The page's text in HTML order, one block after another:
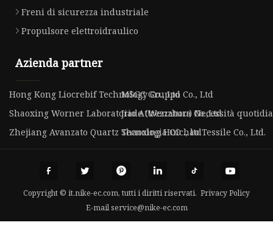
Freni di sicurezza industriale
Propulsore elettroidraulico
Azienda partner
Hong Kong Liocrebif Technology Co., Ltd
MSGC Gruppo Co., Ltd
Shaoxing Worner Laboratorio Attrezzatura Co.,Ltd.
Jiade (Wenzhou) Necessità
Zhejiang Avanzato Quartz Tecnologia CO ., ltd
Shaoxing Huichao Tessile Co., Ltd.
Copyright © it.nike-ec.com, tutti i diritti riservati. Privacy Policy
E-mail service@nike-ec.com